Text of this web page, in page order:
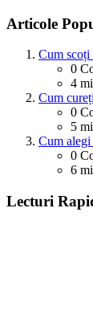
Articole
Cum scoți
0
4
Cum
0
5
Cum
0
6
Lecturi